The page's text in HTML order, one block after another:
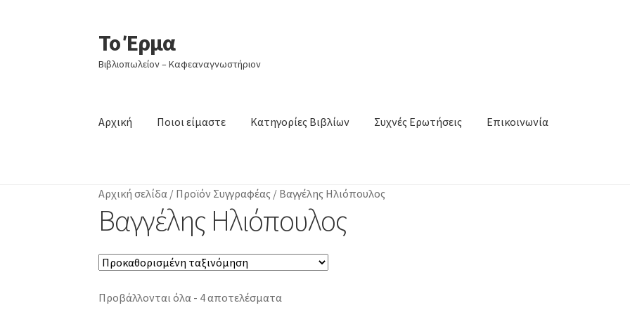
Απευθείας
μετάβαση
στην
Μετάβαση
σε
περιεχόμενο
Το Έρμα
Βιβλιοπωλείον – Καφεαναγνωστήριον
Αρχική Ποιοι είμαστε Κατηγορίες Βιβλίων Συχνές Ερωτήσεις Επικοινωνία
Αρχική σελίδα / Προϊόν Συγγραφέας / Βαγγέλης Ηλιόπουλος
Βαγγέλης Ηλιόπουλος
Προβάλλονται όλα - 4 αποτελέσματα